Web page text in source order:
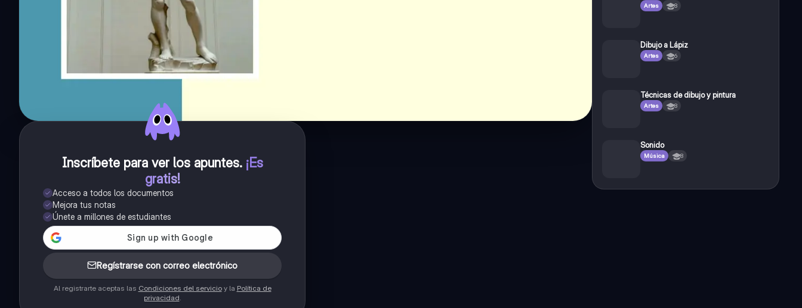
Inscríbete para ver los apuntes. ¡Es
gratis!
Acceso a todos los documentos
Mejora tus notas
Únete a millones de estudiantes
Regístrarse con correo electrónico
Al registrarte aceptas las Condiciones del servicioy la Política de
privacidad.
Artes 8
Dibujo a Lápiz
Artes 6
Técnicas de dibujo y pintura
Artes 8
Sonido
Música 8